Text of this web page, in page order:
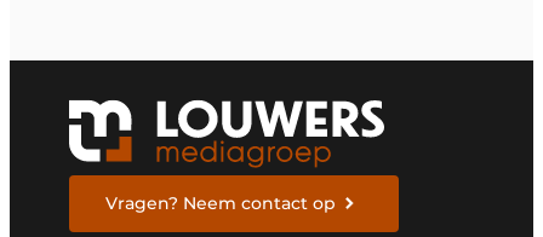
Vragen? Neem contact op